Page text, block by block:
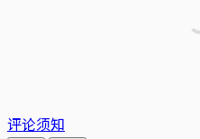
评论须知